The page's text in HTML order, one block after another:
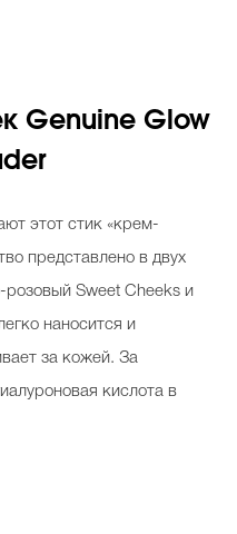
Genuine Glow
этот стик «крем-
представлено в двух
розовый Sweet Cheeks и
наносится и
за кожей. За
кислота в